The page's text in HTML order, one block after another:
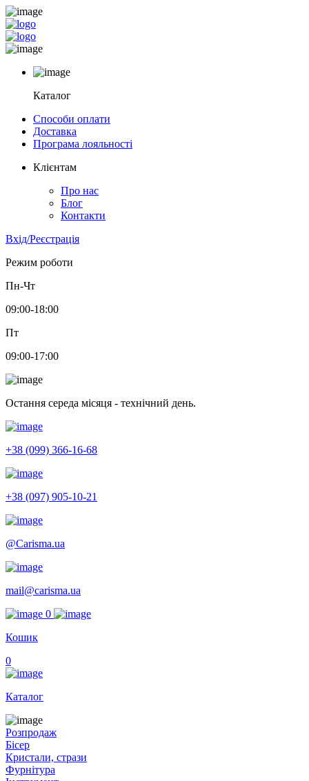
Каталог
Способи оплати
Доставка
Програма лояльності
Клієнтам
Про нас
Блог
Контакти
Вхід/Реєстрація
Режим роботи
Пн-Чт
09:00-18:00
Пт
09:00-17:00
Остання середа місяця - технічний день.
+38 (099) 366-16-68
+38 (097) 905-10-21
@Carisma.ua
mail@carisma.ua
0
Кошик
0
Каталог
Розпродаж
Бісер
Кристали, стрази
Фурнітура